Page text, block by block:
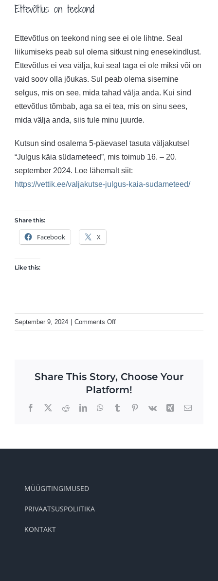
Ettevõtlus on teekond
Ettevõtlus on teekond ning see ei ole lihtne. Seal
liikumiseks peab sul olema sitkust ning enesekindlust.
Ettevõtlus ei vea välja, kui seal taga ei ole miksi või on
vaid soov olla jõukas. Sul peab olema sisemine
selgus, mis on see, mida tahad välja anda. Kui sind
ettevõtlus tõmbab, aga sa ei tea, mis on sinu sees,
mida välja anda, siis tule minu juurde.
Kutsun sind osalema 5-päevasel tasuta väljakutsel
“Julgus käia südameteed”, mis toimub 16. – 20.
september 2024. Loe lähemalt siit:
https://vettik.ee/valjakutse-julgus-kaia-sudameteed/
Share this:
Facebook X
Like this:
September 9, 2024 Comments Offon
Ettevõtlus
Share This Story, Choose Your
Platform!
Facebook
X RedditLinkedInWhatsApp
TumblrPinterest
Vk Xing Email
MÜÜGITINGIMUSED
PRIVAATSUSPOLIITIKA
KONTAKT